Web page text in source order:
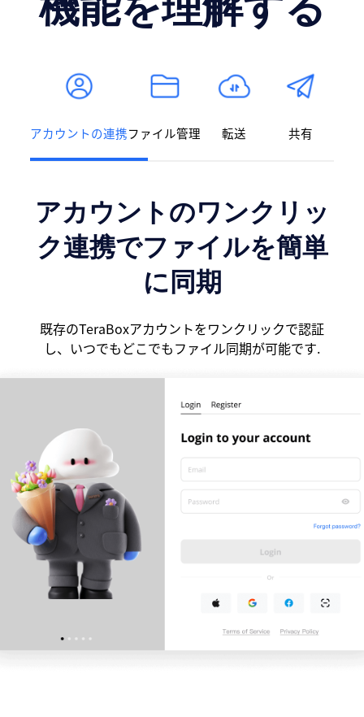
アカウントの連携ファイル管理 転送 共有
アカウントのワンクリッ
ク連携でファイルを簡単
に同期
既存のTeraBoxアカウントをワンクリックで認証
し、いつでもどこでもファイル同期が可能です.